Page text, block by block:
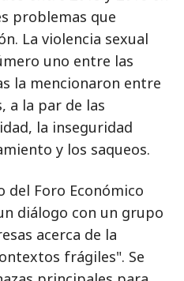
problemas que
La violencia sexual
uno entre las
la mencionaron entre
a la par de las
la inseguridad
y los saqueos.
del Foro Económico
diálogo con un grupo
acerca de la
frágiles". Se